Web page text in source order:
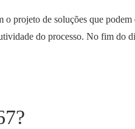
o projeto de soluções que
do processo. No fim do